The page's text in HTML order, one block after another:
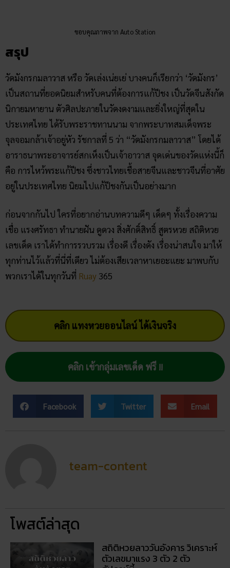
เป็นสถานที่ยอดนิยมสำหรับคนที่ต้องการแก้ปีชง เป็นวัดจีนสังกัด
นิกายมหายาน ตัวศิลปะภายในวัดงดงามและยิ่งใหญ่ที่สุดใน
จุลจอมกล้าเจ้าอยู่หัว รัชกาลที่ 5 ว่า “วัดมังกรกมลาวาส” โดยได้
อาราธนาพระอาจารย์สกเห็งเป็นเจ้าอาวาส จุดเด่นของวัดแห่งนี้ก็
คือ การไหว้พระแก้ปีชง ซึ่งชาวไทยเชื้อสายจีนและชาวจีนที่อาศัย
อยู่ในประเทศไทย นิยมไปแก้ปีชงกันเป็นอย่างมาก
ก่อนจากกันไป ใครที่อยากอ่านบทความดีๆ เด็ดๆ ทั้งเรื่องความ
เชื่อ แรงศรัทธา ทำนายฝัน ดูดวง สิ่งศักดิ์สิทธิ์ สูตรหวย สถิติหวย
เลขเด็ด เราได้ทำการรวบรวม เรื่องดี เรื่องดัง เรื่องน่าสนใจ มาให้
ทุกท่านไว้แล้วที่นี่ที่เดียว ไม่ต้องเสียเวลาหาเยอะแยะ มาพบกับ
พวกเราได้ในทุกวันที่Ruay365
คลิก แทงหวยออนไลน์ ได้เงินจริง
คลิก เข้ากลุ่มเลขเด็ด ฟรี !!
Facebook Twitter Email
team-content
โพสต์ล่าสุด
ฝันเห็นแมวน้ำ เปิดดวงชะตา การ
งาน การเงิน ความรัก พร้อมโชค